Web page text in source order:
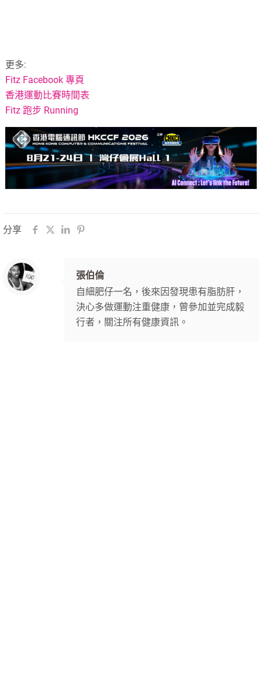
更多:
Fitz Facebook 專頁
香港運動比賽時間表
Fitz 跑步 Running
分享
張伯倫
自細肥仔一名，後來因發現患有脂肪肝，
決心多做運動注重健康，曾參加並完成毅
行者，關注所有健康資訊。